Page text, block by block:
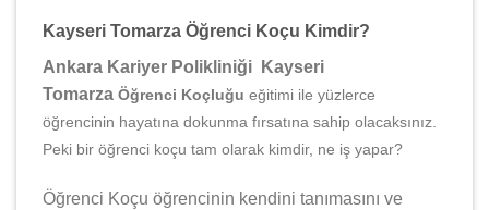
Kayseri Tomarza Öğrenci Koçu Kimdir?
Ankara Kariyer Polikliniği Kayseri
Tomarza Öğrenci Koçluğu eğitimi ile yüzlerce
öğrencinin hayatına dokunma fırsatına sahip olacaksınız.
Peki bir öğrenci koçu tam olarak kimdir, ne iş yapar?
Öğrenci Koçu öğrencinin kendini tanımasını ve